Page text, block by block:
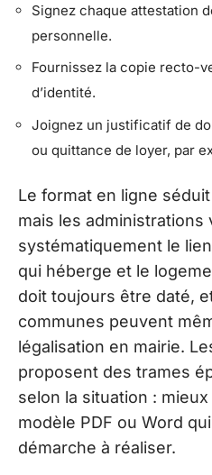
Signez chaque attestation
personnelle.
Fournissez la copie recto-
d’identité.
Joignez un justificatif de
ou quittance de loyer, par
Le format en ligne
mais les administrations
systématiquement le
qui héberge et le
doit toujours être daté,
communes peuvent
légalisation en mairie.
proposent des trames
selon la situation :
modèle PDF ou Word
démarche à réaliser.